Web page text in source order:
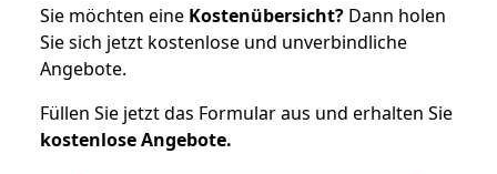
Sie möchten eine Kostenübersicht? Dann holen
Sie sich jetzt kostenlose und unverbindliche
Angebote.
Füllen Sie jetzt das Formular aus und erhalten Sie
kostenloseAngebote.